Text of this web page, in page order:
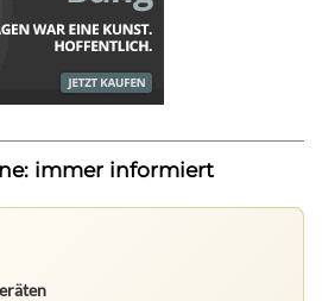
immer informiert